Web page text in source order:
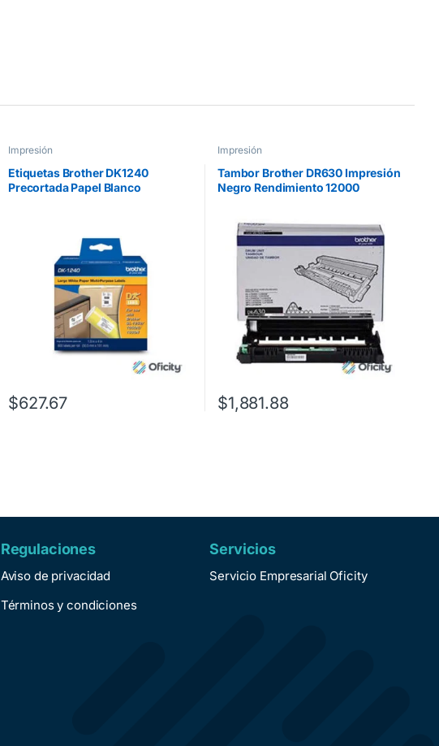
Impresión
Etiquetas Brother DK1240
Precortada Papel Blanco
$627.67
Impresión
Tambor Brother DR630 Impresión
Negro Rendimiento 12000
W/MFCL2700D/MFCL272 Negro
$1,881.88
Regulaciones
Aviso de privacidad
Términos y condiciones
Servicios
Servicio Empresarial Oficity